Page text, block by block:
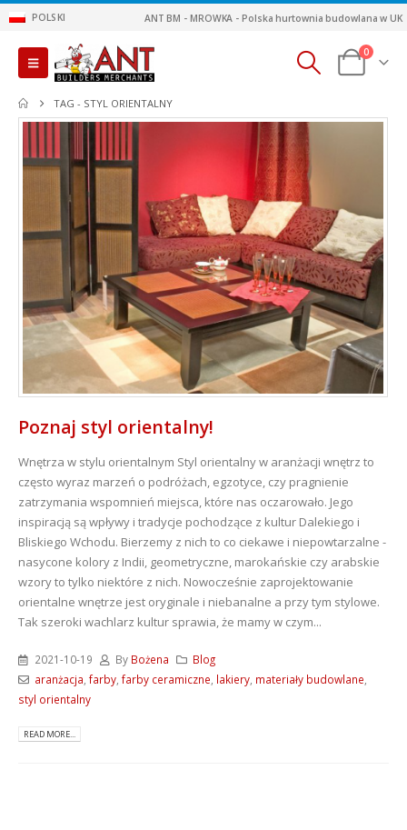
POLSKI ANT BM - MROWKA - Polska hurtownia budowlana w UK
0
TAG - STYL ORIENTALNY
Poznaj styl orientalny!
Wnętrza w stylu orientalnym Styl orientalny w aranżacji wnętrz to
często wyraz marzeń o podróżach, egzotyce, czy pragnienie
zatrzymania wspomnień miejsca, które nas oczarowało. Jego
inspiracją są wpływy i tradycje pochodzące z kultur Dalekiego i
Bliskiego Wchodu. Bierzemy z nich to co ciekawe i niepowtarzalne -
nasycone kolory z Indii, geometryczne, marokańskie czy arabskie
wzory to tylko niektóre z nich. Nowocześnie zaprojektowanie
orientalne wnętrze jest oryginale i niebanalne a przy tym stylowe.
Tak szeroki wachlarz kultur sprawia, że mamy w czym...
2021-10-19 By Bożena
Blog
aranżacja farby, farby ceramiczne lakiery, materiały budowlane
styl orientalny
READ MORE...